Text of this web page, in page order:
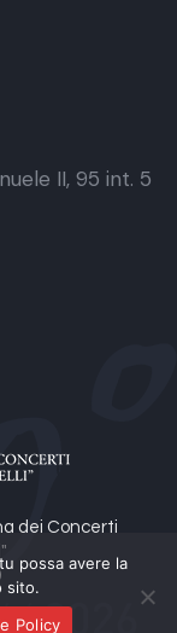
dei Concerti
II, 95 int. 5
possa avere la
sito.
Policy